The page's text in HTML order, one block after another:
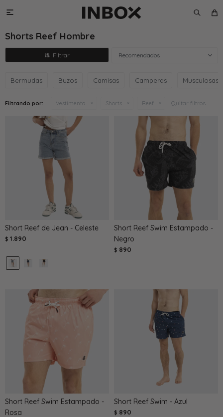

Shorts Reef Hombre
Recomendados
Bermudas Buzos Camisas Camperas Musculosas
Filtrando por: Vestimenta Shorts Reef Quitar filtros
Short Reef de Jean - Celeste
$ 1.890
Short Reef Swim Estampado -
Negro
$ 890
Short Reef Swim Estampado -
Rosa
Short Reef Swim - Azul
$ 890